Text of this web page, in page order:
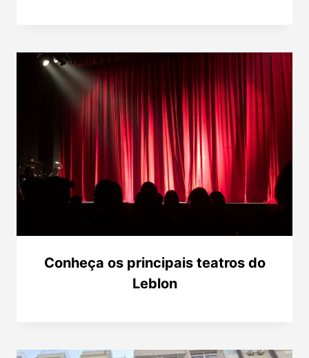
Conheça os principais teatros do
Leblon